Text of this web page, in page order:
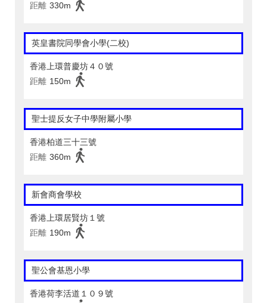
距離 330m
英皇書院同學會小學(二校)
香港上環普慶坊４０號
距離 150m
聖士提反女子中學附屬小學
香港柏道三十三號
距離 360m
新會商會學校
香港上環居賢坊１號
距離 190m
聖公會基恩小學
香港荷李活道１０９號